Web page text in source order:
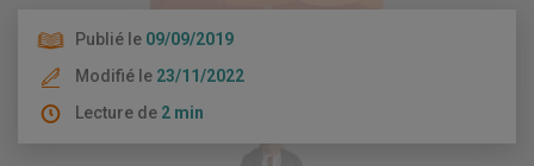
Publié le 09/09/2019
Modifié le 23/11/2022
Lecture de 2 min